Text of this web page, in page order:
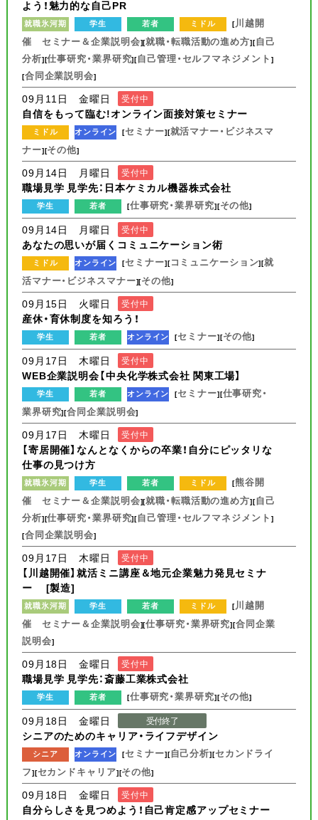
よう！魅力的な自己PR
就職氷河期 学生 若者 ミドル [川越開
催 セミナー＆企業説明会][就職・転職活動の進め方][自己
分析][仕事研究・業界研究][自己管理・セルフマネジメント ]
[合同企業説明会]
09月11日 金曜日 受付中
自信をもって臨む!オンライン面接対策セミナー
ミドル オンライン [セミナー][就活マナー・ビジネスマ
ナー][その他]
09月14日 月曜日 受付中
職場見学 見学先：日本ケミカル機器株式会社
学生 若者 [仕事研究・業界研究][その他]
09月14日 月曜日 受付中
あなたの思いが届くコミュニケーション術
ミドル オンライン [セミナー][コミュニケーション][就
活マナー・ビジネスマナー][その他]
09月15日 火曜日 受付中
産休・育休制度を知ろう！
学生 若者 オンライン [セミナー][その他]
09月17日 木曜日 受付中
WEB企業説明会【中央化学株式会社 関東工場】
学生 若者 オンライン [セミナー][仕事研究・
業界研究][合同企業説明会]
09月17日 木曜日 受付中
【寄居開催】なんとなくからの卒業！自分にピッタリな
仕事の見つけ方
就職氷河期 学生 若者 ミドル [熊谷開
催 セミナー＆企業説明会][就職・転職活動の進め方][自己
分析][仕事研究・業界研究][自己管理・セルフマネジメント ]
[合同企業説明会]
09月17日 木曜日 受付中
【川越開催】就活ミニ講座＆地元企業魅力発見セミナ
ー [製造]
就職氷河期 学生 若者 ミドル [川越開
催 セミナー＆企業説明会][仕事研究・業界研究][合同企業
説明会]
09月18日 金曜日 受付中
職場見学 見学先：斎藤工業株式会社
学生 若者 [仕事研究・業界研究][その他]
09月18日 金曜日 受付終了
シニアのためのキャリア・ライフデザイン
シニア オンライン [セミナー][自己分析][セカンドライ
フ][セカンドキャリア][その他]
09月18日 金曜日 受付中
自分らしさを見つめよう！自己肯定感アップセミナー